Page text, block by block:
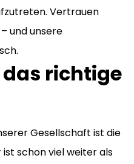
Vertrauen
und unsere
richtige
Gesellschaft ist die
schon viel weiter als